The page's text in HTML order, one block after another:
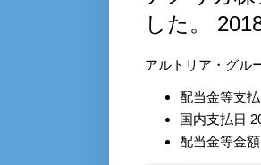
した。
アルトリア・グル
配当金等支
国内支払日
配当金等金